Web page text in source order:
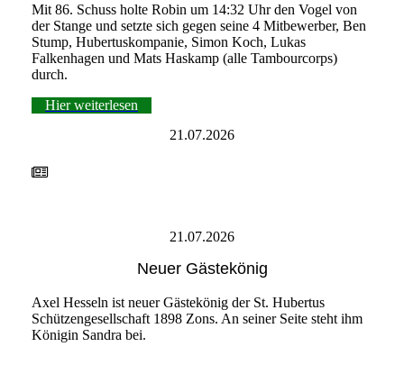
Mit 86. Schuss holte Robin um 14:32 Uhr den Vogel von
der Stange und setzte sich gegen seine 4 Mitbewerber, Ben
Stump, Hubertuskompanie, Simon Koch, Lukas
Falkenhagen und Mats Haskamp (alle Tambourcorps)
durch.
Hier weiterlesen
21.07.2026
21.07.2026
Neuer Gästekönig
Axel Hesseln ist neuer Gästekönig der St. Hubertus
Schützengesellschaft 1898 Zons. An seiner Seite steht ihm
Königin Sandra bei.